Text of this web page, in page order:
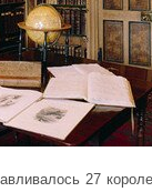
27